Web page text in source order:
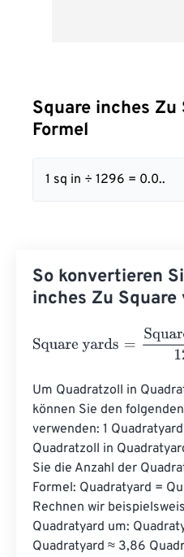
Square inches Zu
Formel
1 sq in ÷ 1296 = 0.0..
So konvertieren
inches Zu Square
Square yards = Square
Um Quadratzoll in
können Sie den
verwenden: 1
Quadratzoll in
Sie die Anzahl der
Formel: Quadratyard =
Rechnen wir
Quadratyard um:
Quadratyard ≈ 3,86